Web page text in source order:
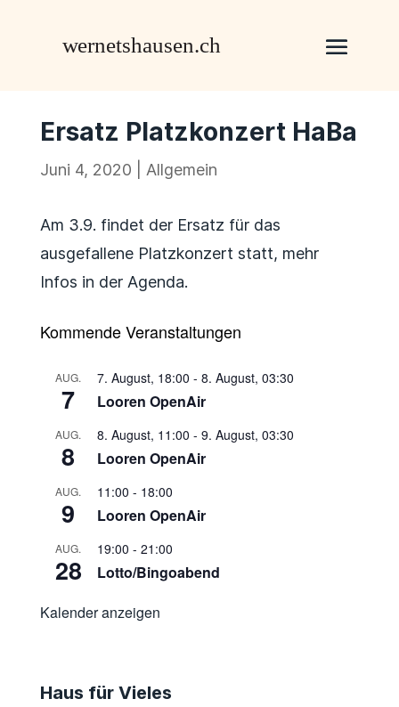
Ersatz Platzkonzert HaBa
Juni 4, 2020 Allgemein
Am 3.9. findet der Ersatz für das
ausgefallene Platzkonzert statt, mehr
Infos in der Agenda.
Kommende Veranstaltungen
AUG.
7
7. August, 18:00 - 8. August, 03:30
Looren OpenAir
AUG.
8
8. August, 11:00 - 9. August, 03:30
Looren OpenAir
AUG.
9
11:00 - 18:00
Looren OpenAir
AUG.
28
19:00 - 21:00
Lotto/Bingoabend
Kalender anzeigen
Haus für Vieles